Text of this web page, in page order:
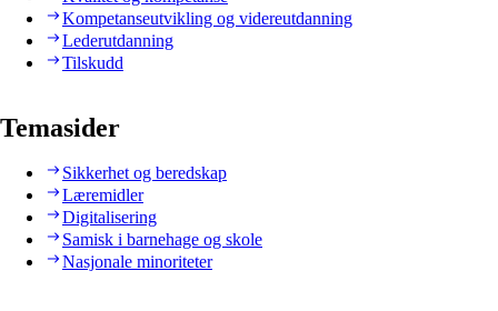
Kompetanseutvikling og videreutdanning
Lederutdanning
Tilskudd
Temasider
Sikkerhet og beredskap
Læremidler
Digitalisering
Samisk i barnehage og skole
Nasjonale minoriteter